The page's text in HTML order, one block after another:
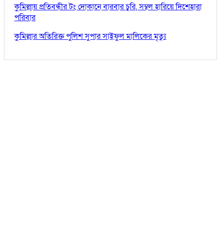
কুমিল্লায় প্রতিবন্ধীর টং দোকানে বারবার চুরি, সম্বল হারিয়ে দিশেহারা
পরিবার
কুমিল্লার অতিরিক্ত পুলিশ সুপার সাইফুল মালিকের মৃত্যু